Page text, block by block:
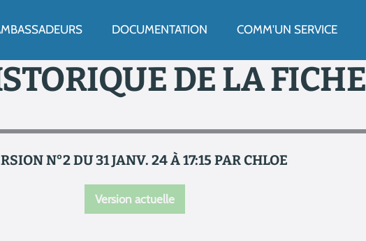
DOCUMENTATION COMM'UN SERVICE
DE LA FICHE
N°2 DU 31 JANV. 24 À 17:15 PAR CHLOE
Version actuelle